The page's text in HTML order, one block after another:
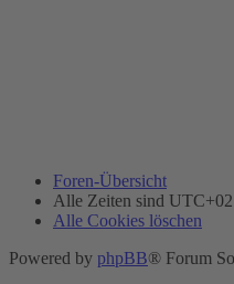
Foren-Übersicht
Alle Zeiten sind
Alle Cookies löschen
Powered by phpBB® Forum